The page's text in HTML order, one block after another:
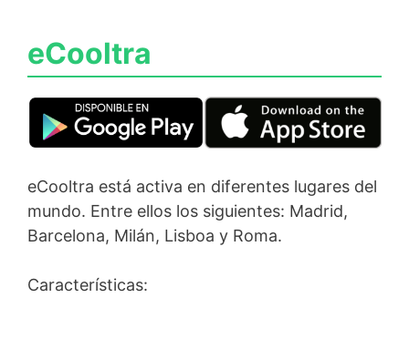
eCooltra
eCooltra está activa en diferentes lugares del
mundo. Entre ellos los siguientes: Madrid,
Barcelona, Milán, Lisboa y Roma.
Características: